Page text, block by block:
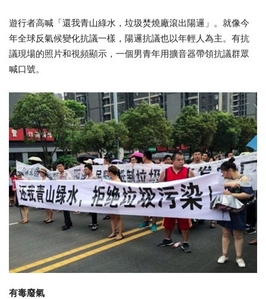
遊行者高喊「還我青山綠水，垃圾焚燒廠滾出陽邏」。就像今
年全球反氣候變化抗議一樣，陽邏抗議也以年輕人為主。有抗
議現場的照片和視頻顯示，一個男青年用擴音器帶領抗議群眾
喊口號。
有毒廢氣